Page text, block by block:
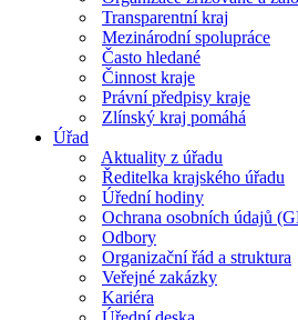
Transparentní kraj
Mezinárodní spolupráce
Často hledané
Činnost kraje
Právní předpisy kraje
Zlínský kraj pomáhá
Úřad
Aktuality z úřadu
Ředitelka krajského úřadu
Úřední hodiny
Ochrana osobních údajů
Odbory
Organizační řád a struktura
Veřejné zakázky
Kariéra